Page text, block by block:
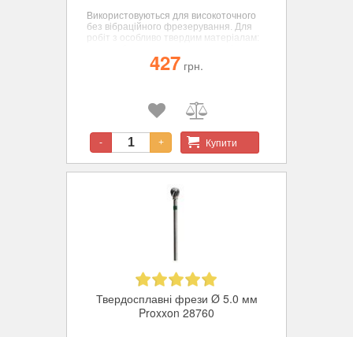
Використовуються для високоточного
без вібраційного фрезерування. Для
робіт з особливо твердим матеріалам:
кольорових металів, пластиків. діам. 1
427 грн.
- + Купити
Твердосплавні фрези Ø 5.0 мм
Proxxon 28760